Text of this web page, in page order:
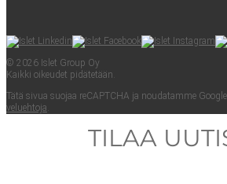
© 2026 Islet Group Oy
Kaik­ki oikeu­det pidätetään.
Tätä sivua suo­jaa reCAPTC­HA ja nou­da­tam­me
ve­lueh­to­ja.
TILAA